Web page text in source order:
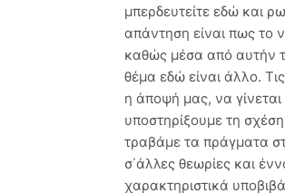
μπερδευτείτε εδώ και
απάντηση είναι πως το
καθώς μέσα από αυτήν
θέμα εδώ είναι άλλο.
η άποψή μας, να
υποστηρίξουμε τη
τραβάμε τα πράγματα
σ΄άλλες θεωρίες και
χαρακτηριστικά